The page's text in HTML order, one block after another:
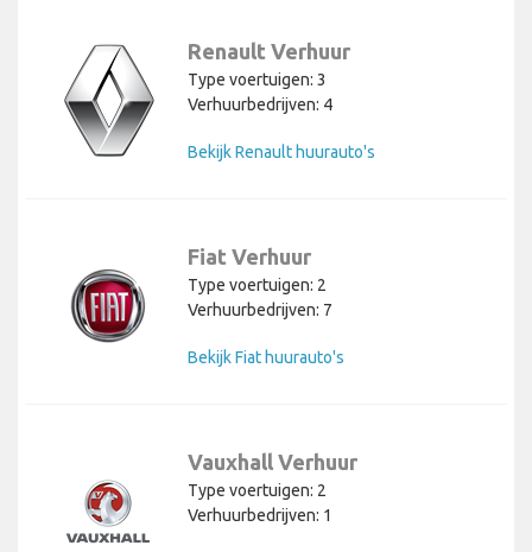
Renault Verhuur
Type voertuigen: 3
Verhuurbedrijven: 4
Bekijk Renault huurauto's
Fiat Verhuur
Type voertuigen: 2
Verhuurbedrijven: 7
Bekijk Fiat huurauto's
Vauxhall Verhuur
Type voertuigen: 2
Verhuurbedrijven: 1